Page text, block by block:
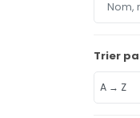
Trier